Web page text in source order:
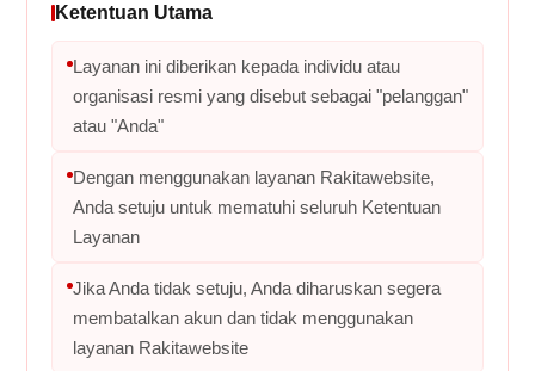
Ketentuan Utama
Layanan ini diberikan kepada individu atau
organisasi resmi yang disebut sebagai "pelanggan"
atau "Anda"
Dengan menggunakan layanan Rakitawebsite,
Anda setuju untuk mematuhi seluruh Ketentuan
Layanan
Jika Anda tidak setuju, Anda diharuskan segera
membatalkan akun dan tidak menggunakan
layanan Rakitawebsite